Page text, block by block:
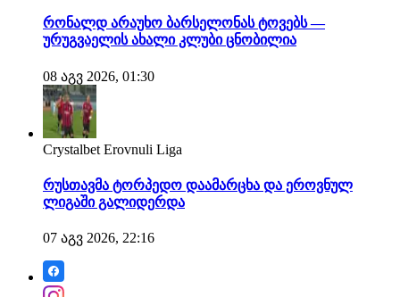
რონალდ არაუხო ბარსელონას ტოვებს —
ურუგვაელის ახალი კლუბი ცნობილია
08 აგვ 2026, 01:30
Crystalbet Erovnuli Liga
რუსთავმა ტორპედო დაამარცხა და ეროვნულ
ლიგაში გალიდერდა
07 აგვ 2026, 22:16